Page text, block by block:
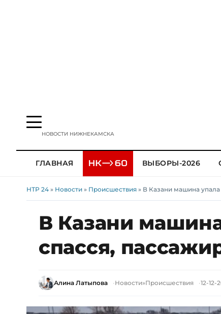
НОВОСТИ НИЖНЕКАМСКА
ГЛАВНАЯ ВЫБОРЫ-2026
НТР 24 » Новости » Происшествия » В Казани машина упала
В Казани
спасся,
Алина Латыпова Новости»Происшествия 12-12-